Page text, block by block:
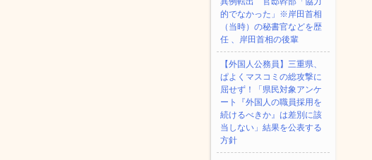
的でなかった」※岸田首相
（当時）の秘書官などを歴
任 、岸田首相の後輩
【外国人公務員】三重県、
ぱよくマスコミの総攻撃に
屈せず！「県民対象アンケ
ート『外国人の職員採用を
続けるべきか』は差別に該
当しない」結果を公表する
方針